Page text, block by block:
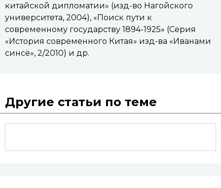
китайской дипломатии» (изд-во Нагойского
университета, 2004), «Поиск пути к
современному государству 1894-1925» (Серия
«История современного Китая» изд-ва «Иванами
синсё», 2/2010) и др.
Другие статьи по теме